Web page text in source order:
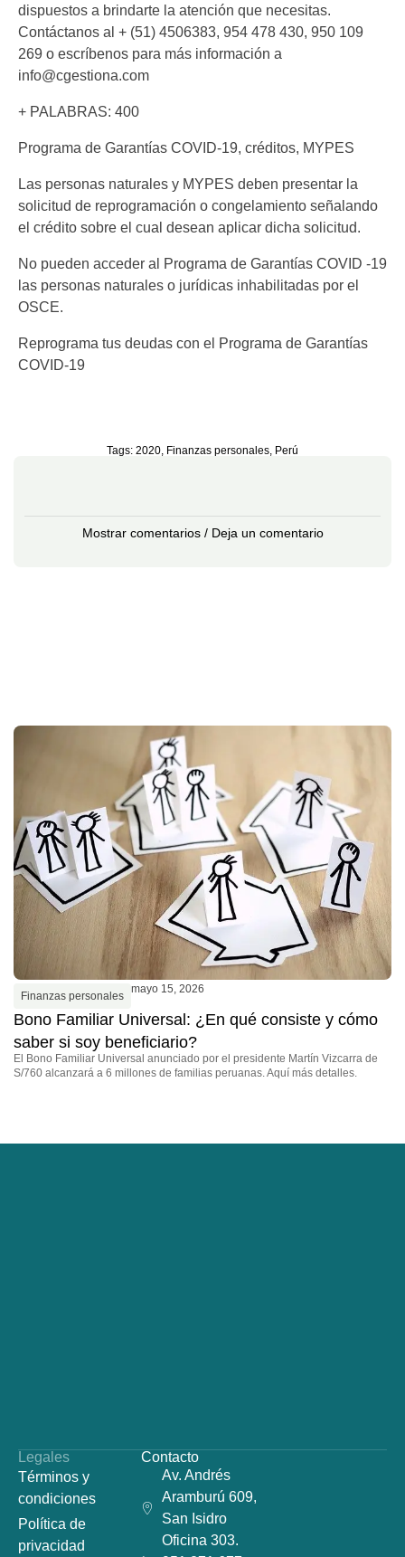
dispuestos a brindarte la atención que necesitas.
Contáctanos al + (51) 4506383, 954 478 430, 950 109
269 o escríbenos para más información a
info@cgestiona.com
+ PALABRAS: 400
Programa de Garantías COVID-19, créditos, MYPES
Las personas naturales y MYPES deben presentar la
solicitud de reprogramación o congelamiento señalando
el crédito sobre el cual desean aplicar dicha solicitud.
No pueden acceder al Programa de Garantías COVID -19
las personas naturales o jurídicas inhabilitadas por el
OSCE.
Reprograma tus deudas con el Programa de Garantías
COVID-19
Tags: 2020, Finanzas personales, Perú
Mostrar comentarios / Deja un comentario
Finanzas personales
mayo 15, 2026
Bono Familiar Universal: ¿En qué consiste y cómo
saber si soy beneficiario?
El Bono Familiar Universal anunciado por el presidente Martín Vizcarra de
S/760 alcanzará a 6 millones de familias peruanas. Aquí más detalles.
Legales
Términos y
condiciones
Política de
privacidad
Contacto
Av. Andrés
Aramburú 609,
San Isidro
Oficina 303.